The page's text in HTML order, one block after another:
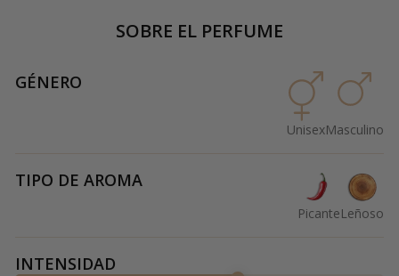
SOBRE EL PERFUME
GÉNERO
UnisexMasculino
TIPO DE AROMA
PicanteLeñoso
INTENSIDAD